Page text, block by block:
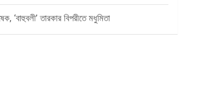
‘বাহুবলী’ তারকার বিপরীতে মধুমিতা